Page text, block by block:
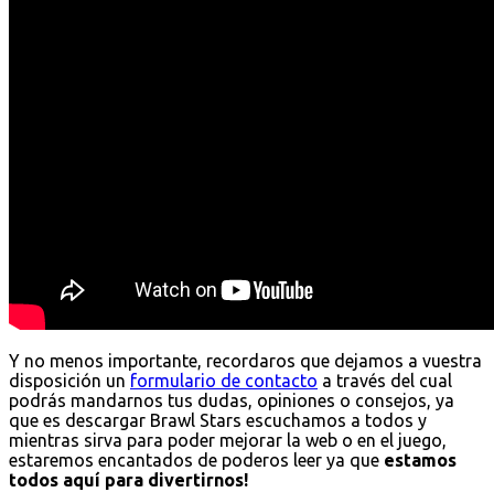
Y no menos importante, recordaros que dejamos a vuestra
disposición un formulario de contacto a través del cual
podrás mandarnos tus dudas, opiniones o consejos, ya
que es descargar Brawl Stars escuchamos a todos y
mientras sirva para poder mejorar la web o en el juego,
estaremos encantados de poderos leer ya que estamos
todos aquí para divertirnos!